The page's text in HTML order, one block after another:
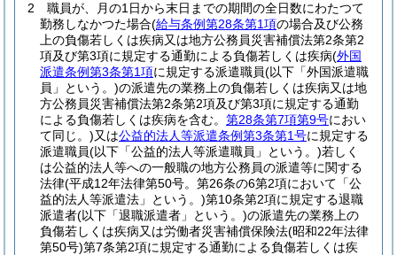
2
職員が、月の1日から末日までの期間の全日数にわたつて
勤務しなかつた場合(給与条例第28条第1項の場合及び公務
上の負傷若しくは疾病又は地方公務員災害補償法第2条第2
項及び第3項に規定する通勤による負傷若しくは疾病(外国
派遣条例第3条第1項に規定する派遣職員(以下「外国派遣職
員」という。)の派遣先の業務上の負傷若しくは疾病又は地
方公務員災害補償法第2条第2項及び第3項に規定する通勤
による負傷若しくは疾病を含む。 第28条第7項第9号におい
て同じ。)又は公益的法人等派遣条例第3条第1号に規定する
派遣職員(以下「公益的法人等派遣職員」という。)若しく
は公益的法人等への一般職の地方公務員の派遣等に関する
法律(平成12年法律第50号。第26条の6第2項において「公
益的法人等派遣法」という。)第10条第2項に規定する退職
派遣者(以下「退職派遣者」という。)の派遣先の業務上の
負傷若しくは疾病又は労働者災害補償保険法(昭和22年法律
第50号)第7条第2項に規定する通勤による負傷若しくは疾